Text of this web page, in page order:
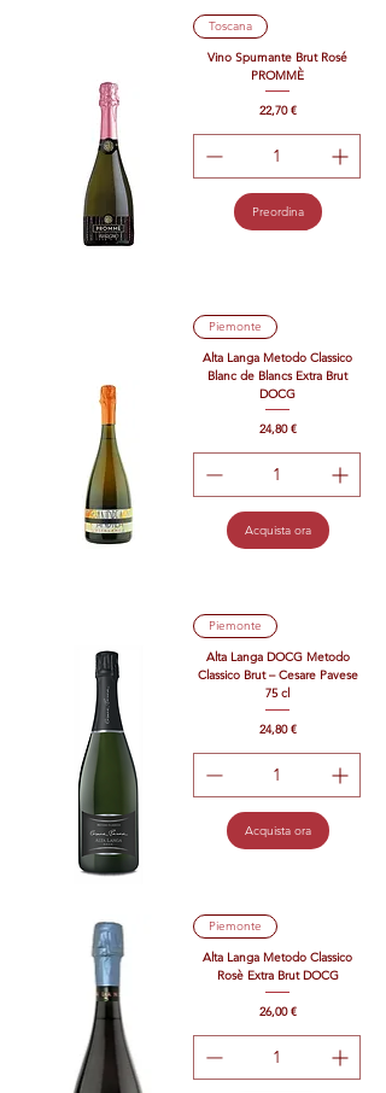
Toscana
Vino Spumante Brut Rosé
PROMMÈ
Prezzo
22,70 €
Preordina
Piemonte
Alta Langa Metodo Classico
Blanc de Blancs Extra Brut
DOCG
Prezzo
24,80 €
Acquista ora
Piemonte
Alta Langa DOCG Metodo
Classico Brut – Cesare Pavese
75 cl
Prezzo
24,80 €
Acquista ora
Piemonte
Alta Langa Metodo Classico
Rosè Extra Brut DOCG
Prezzo
26,00 €